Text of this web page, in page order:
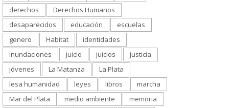
derechos
Derechos Humanos
desaparecidos
educación
escuelas
genero
Habitat
identidades
inundaciones
juicio juicios
justicia
jóvenes
La Matanza
La Plata
lesa humanidad
leyes libros
marcha
Mar del Plata
medio ambiente
memoria